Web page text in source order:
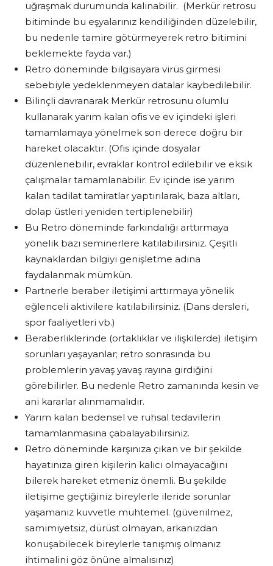
uğraşmak durumunda kalınabilir. (Merkür retrosu
bitiminde bu eşyalarınız kendiliğinden düzelebilir,
bu nedenle tamire götürmeyerek retro bitimini
beklemekte fayda var.)
Retro döneminde bilgisayara virüs girmesi
sebebiyle yedeklenmeyen datalar kaybedilebilir.
Bilinçli davranarak Merkür retrosunu olumlu
kullanarak yarım kalan ofis ve ev içindeki işleri
tamamlamaya yönelmek son derece doğru bir
hareket olacaktır. (Ofis içinde dosyalar
düzenlenebilir, evraklar kontrol edilebilir ve eksik
çalışmalar tamamlanabilir. Ev içinde ise yarım
kalan tadilat tamiratlar yaptırılarak, baza altları,
dolap üstleri yeniden tertiplenebilir)
Bu Retro döneminde farkındalığı arttırmaya
yönelik bazı seminerlere katılabilirsiniz. Çeşitli
kaynaklardan bilgiyi genişletme adına
faydalanmak mümkün.
Partnerle beraber iletişimi arttırmaya yönelik
eğlenceli aktivilere katılabilirsiniz. (Dans dersleri,
spor faaliyetleri vb.)
Beraberliklerinde (ortaklıklar ve ilişkilerde) iletişim
sorunları yaşayanlar; retro sonrasında bu
problemlerin yavaş yavaş rayına girdiğini
görebilirler. Bu nedenle Retro zamanında kesin ve
ani kararlar alınmamalıdır.
Yarım kalan bedensel ve ruhsal tedavilerin
tamamlanmasına çabalayabilirsiniz.
Retro döneminde karşınıza çıkan ve bir şekilde
hayatınıza giren kişilerin kalıcı olmayacağını
bilerek hareket etmeniz önemli. Bu şekilde
iletişime geçtiğiniz bireylerle ileride sorunlar
yaşamanız kuvvetle muhtemel. (güvenilmez,
samimiyetsiz, dürüst olmayan, arkanızdan
konuşabilecek bireylerle tanışmış olmanız
ihtimalini göz önüne almalısınız)